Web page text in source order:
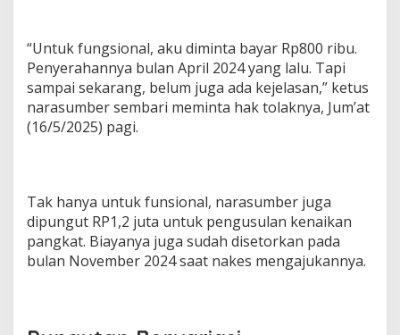
“Untuk fungsional, aku diminta bayar Rp800 ribu.
Penyerahannya bulan April 2024 yang lalu. Tapi
sampai sekarang, belum juga ada kejelasan,” ketus
narasumber sembari meminta hak tolaknya, Jum’at
(16/5/2025) pagi.
Tak hanya untuk funsional, narasumber juga
dipungut RP1,2 juta untuk pengusulan kenaikan
pangkat. Biayanya juga sudah disetorkan pada
bulan November 2024 saat nakes mengajukannya.